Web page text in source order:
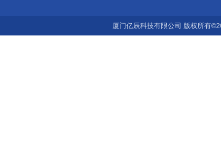
厦门亿辰科技有限公司 版权所有